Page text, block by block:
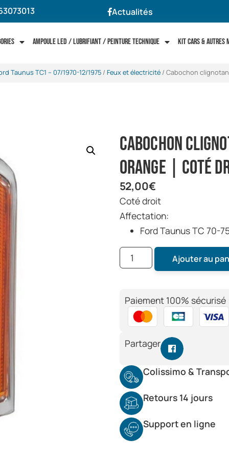
Actualités
Ampoule LED / Lubrifiant / Peinture technique Kit cars & autres
Taunus TC1 -- 07/1970-12/1975/ Feux et électricité/ Cabochon
Cabochon
orange | Coté
52,00€
Coté droit
Affectation:
Ford Taunus TC 70-
Ajouter au
Paiement 100% sécurisé
Partager
Colissimo &
Retours 14 jours
Support en ligne